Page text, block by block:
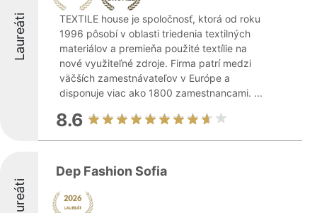
Laureáti
TEXTILE house je spoločnosť, ktorá od roku
1996 pôsobí v oblasti triedenia textilných
materiálov a premieňa použité textílie na
nové využiteľné zdroje. Firma patrí medzi
väčších zamestnávateľov v Európe a
disponuje viac ako 1800 zamestnancami. ...
8.6
Laureáti
Dep Fashion Sofia